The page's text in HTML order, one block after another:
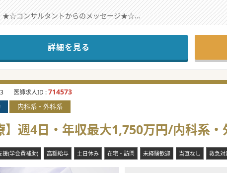
★☆コンサルタントからのメッセージ★☆
約80年以上の歴史のある療養型病院にて常勤医師を募集しています。
訪問診療医の募集ですが外来を希望される方は相談可能です。
少しでもご興味のある先生はお早めにお問い合わせ下さい！
#秋入職可
詳細を見る
医師求人ID :714573
内科系・外科系
】週4日・年収最大1,750万円/内科系
援(学会費補助) 高額給与 土日休み 在宅・訪問 未経験歓迎 当直なし 救急対